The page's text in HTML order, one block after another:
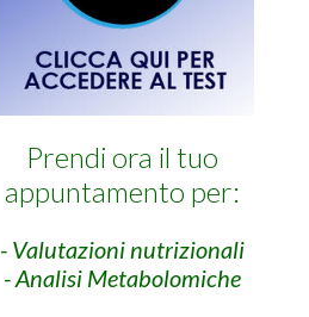
Prendi ora il tuo
appuntamento per:
- Valutazioni nutrizionali
- Analisi Metabolomiche